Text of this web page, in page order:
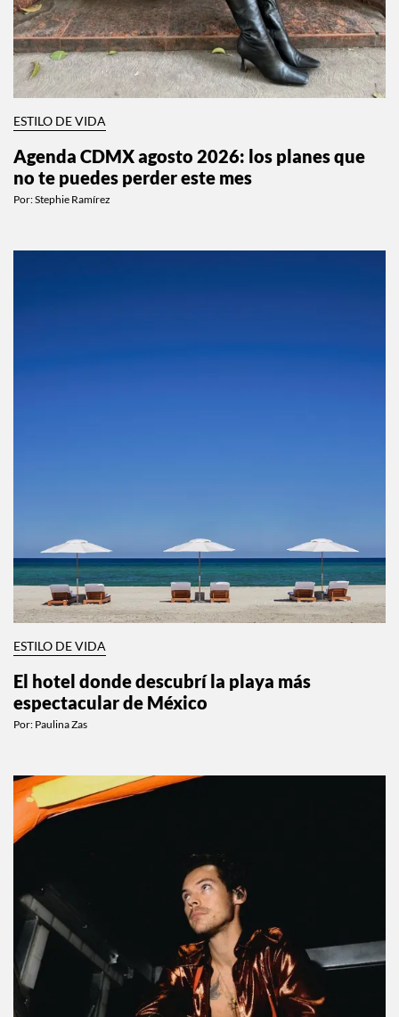
ESTILO DE VIDA
Agenda CDMX agosto 2026: los planes que
no te puedes perder este mes
Por:Stephie Ramírez
ESTILO DE VIDA
El hotel donde descubrí la playa más
espectacular de México
Por: Paulina Zas